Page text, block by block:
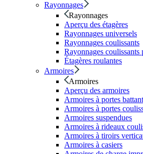
Rayonnages
Rayonnages
Aperçu des étagères
Rayonnages universels
Rayonnages coulissants
Rayonnages coulissants
Étagères roulantes
Armoires
Armoires
Aperçu des armoires
Armoires à portes
Armoires à portes
Armoires suspendues
Armoires à rideaux
Armoires à tiroirs
Armoires à casiers